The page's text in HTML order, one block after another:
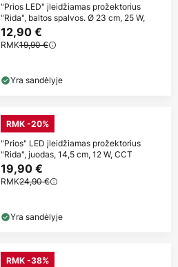
"Prios LED" įleidžiamas prožektorius
"Rida", baltos spalvos. Ø 23 cm, 25 W,
12,90 €
RMK19,90 €
Yra sandėlyje
RMK -20%
"Prios" LED įleidžiamas prožektorius
"Rida", juodas, 14,5 cm, 12 W, CCT
19,90 €
RMK24,90 €
Yra sandėlyje
RMK -38%